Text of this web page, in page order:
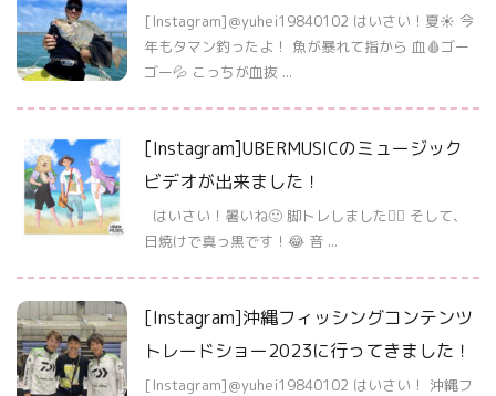
[Instagram]＠yuhei19840102 はいさい！夏☀️ 今
年もタマン釣ったよ！ 魚が暴れて指から 血🩸ゴー
ゴー💦 こっちが血抜 ...
[Instagram]UBERMUSICのミュージック
ビデオが出来ました！
はいさい！暑いね🙂 脚トレしました🏋️‍♀️ そして、
日焼けで真っ黒です！😂 音 ...
[Instagram]沖縄フィッシングコンテンツ
トレードショー2023に行ってきました！
[Instagram]＠yuhei19840102 はいさい！ 沖縄フ